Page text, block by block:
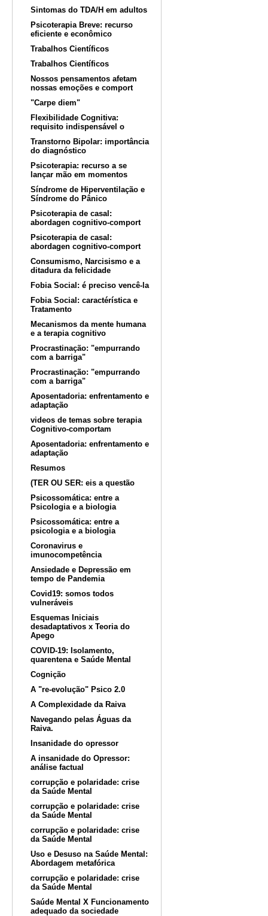
Sintomas do TDA/H em adultos
Psicoterapia Breve: recurso
eficiente e econômico
Trabalhos Científicos
Trabalhos Científicos
Nossos pensamentos afetam
nossas emoções e comport
"Carpe diem"
Flexibilidade Cognitiva:
requisito indispensável o
Transtorno Bipolar: importância
do diagnóstico
Psicoterapia: recurso a se
lançar mão em momentos
Síndrome de Hiperventilação e
Síndrome do Pânico
Psicoterapia de casal:
abordagen cognitivo-comport
Psicoterapia de casal:
abordagen cognitivo-comport
Consumismo, Narcisismo e a
ditadura da felicidade
Fobia Social: é preciso vencê-la
Fobia Social: caractérística e
Tratamento
Mecanismos da mente humana
e a terapia cognitivo
Procrastinação: "empurrando
com a barriga"
Procrastinação: "empurrando
com a barriga"
Aposentadoria: enfrentamento e
adaptação
videos de temas sobre terapia
Cognitivo-comportam
Aposentadoria: enfrentamento e
adaptação
Resumos
(TER OU SER: eis a questão
Psicossomática: entre a
Psicologia e a biologia
Psicossomática: entre a
psicologia e a biologia
Coronavirus e
imunocompetência
Ansiedade e Depressão em
tempo de Pandemia
Covid19: somos todos
vulneráveis
Esquemas Iniciais
desadaptativos x Teoria do
Apego
COVID-19: Isolamento,
quarentena e Saúde Mental
Cognição
A "re-evolução" Psico 2.0
A Complexidade da Raiva
Navegando pelas Águas da
Raiva.
Insanidade do opressor
A insanidade do Opressor:
análise factual
corrupção e polaridade: crise
da Saúde Mental
corrupção e polaridade: crise
da Saúde Mental
corrupção e polaridade: crise
da Saúde Mental
Uso e Desuso na Saúde Mental:
Abordagem metafórica
corrupção e polaridade: crise
da Saúde Mental
Saúde Mental X Funcionamento
adequado da sociedade